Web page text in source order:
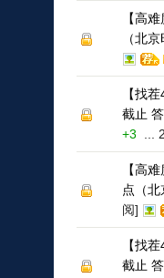
【高
（北
【找
截止
+3
2
【高
点（
阅]
【找
截止